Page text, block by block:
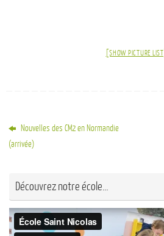
[SHOW PICTURE LIST]
Nouvelles des CM2 en Normandie
(arrivée)
Découvrez notre école…